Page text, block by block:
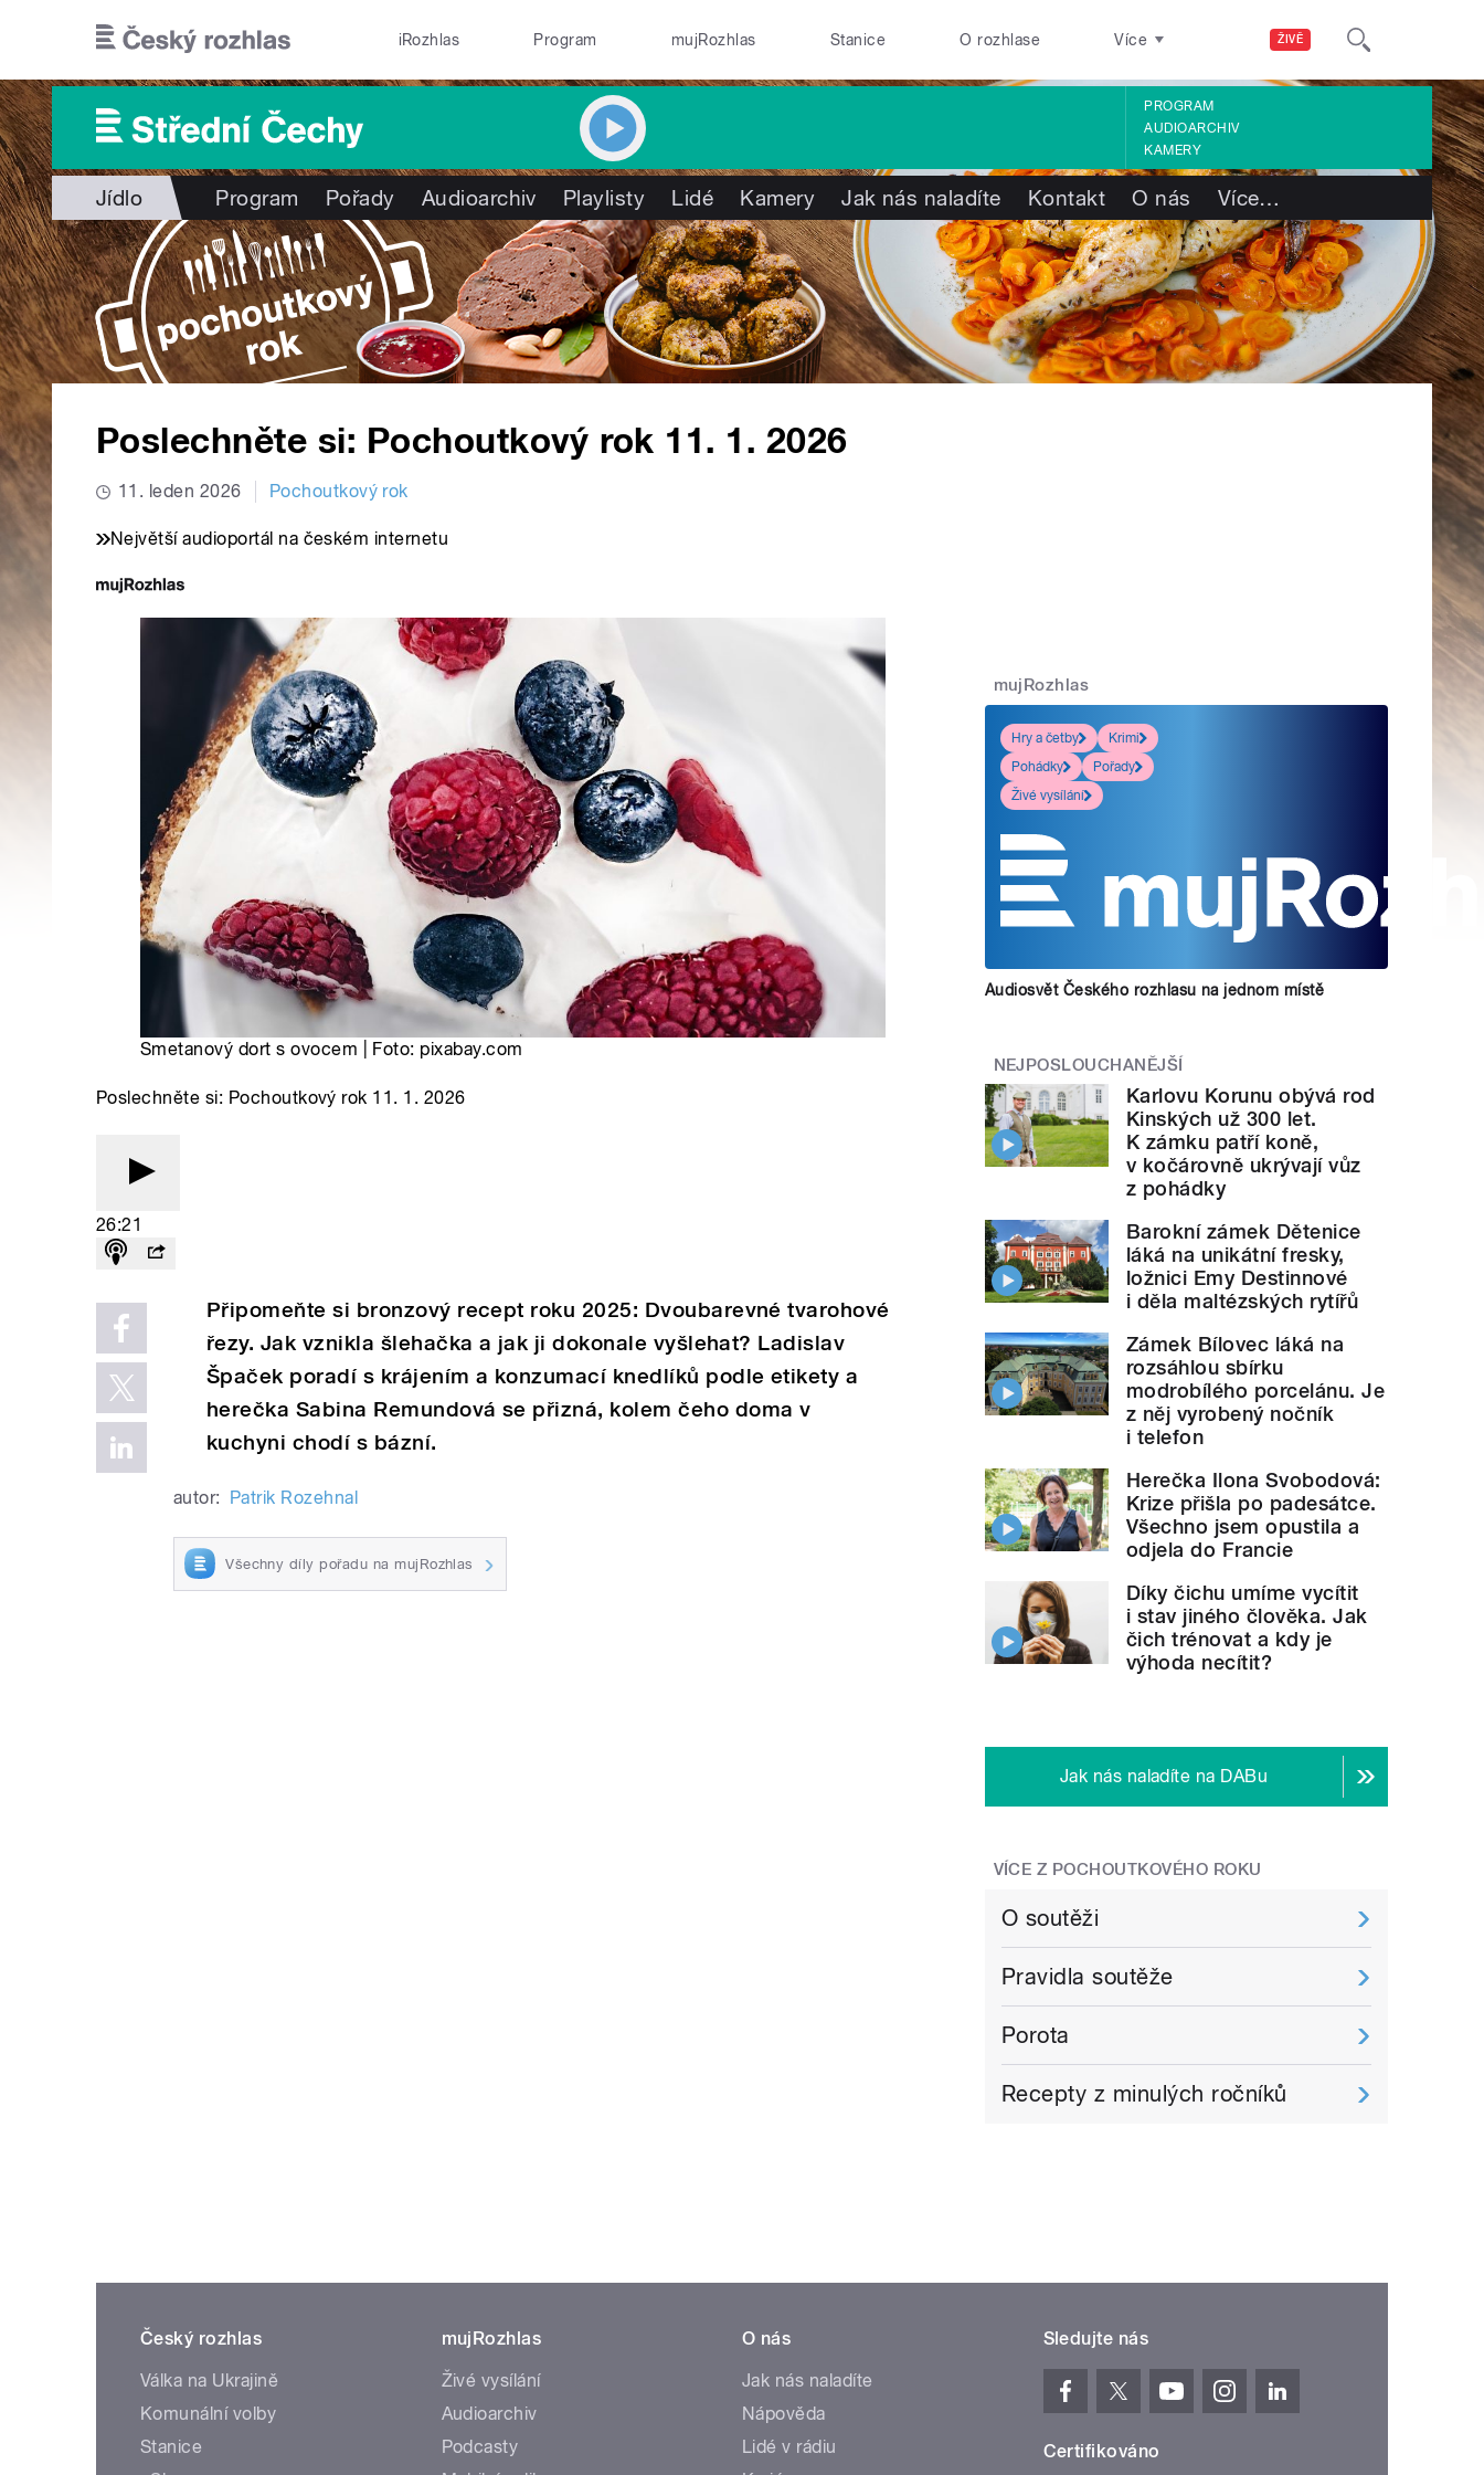
ŽIVĚ
iRozhlas Program mujRozhlas Stanice O rozhlase Více
PROGRAM
AUDIOARCHIV
KAMERY
Jídlo Program Pořady Audioarchiv Playlisty Lidé Kamery Jak nás naladíte Kontakt O nás Více…
Poslechněte si: Pochoutkový rok 11. 1. 2026
11. leden 2026 Pochoutkový rok
Největší audioportál na českém internetu
Smetanový dort s ovocem | Foto: pixabay.com
Poslechněte si: Pochoutkový rok 11. 1. 2026
26:21
Připomeňte si bronzový recept roku 2025: Dvoubarevné tvarohové
řezy. Jak vznikla šlehačka a jak ji dokonale vyšlehat? Ladislav
Špaček poradí s krájením a konzumací knedlíků podle etikety a
herečka Sabina Remundová se přizná, kolem čeho doma v
kuchyni chodí s bázní.
autor: Patrik Rozehnal
Všechny díly pořadu na mujRozhlas
mujRozhlas
Hry a četby
Krimi
Pohádky
Pořady
Živé vysílání
Audiosvět Českého rozhlasu na jednom místě
NEJPOSLOUCHANĚJŠÍ
Karlovu Korunu obývá rod
Kinských už 300 let.
K zámku patří koně,
v kočárovně ukrývají vůz
z pohádky
Barokní zámek Dětenice
láká na unikátní fresky,
ložnici Emy Destinnové
i děla maltézských rytířů
Zámek Bílovec láká na
rozsáhlou sbírku
modrobílého porcelánu. Je
z něj vyrobený nočník
i telefon
Herečka Ilona Svobodová:
Krize přišla po padesátce.
Všechno jsem opustila a
odjela do Francie
Díky čichu umíme vycítit
i stav jiného člověka. Jak
čich trénovat a kdy je
výhoda necítit?
Jak nás naladíte na DABu
VÍCE Z POCHOUTKOVÉHO ROKU
O soutěži
Pravidla soutěže
Porota
Recepty z minulých ročníků
Český rozhlas
Válka na Ukrajině
Komunální volby
Stanice
mujRozhlas
Živé vysílání
Audioarchiv
Podcasty
O nás
Jak nás naladíte
Nápověda
Lidé v rádiu
Sledujte nás
Certifikováno